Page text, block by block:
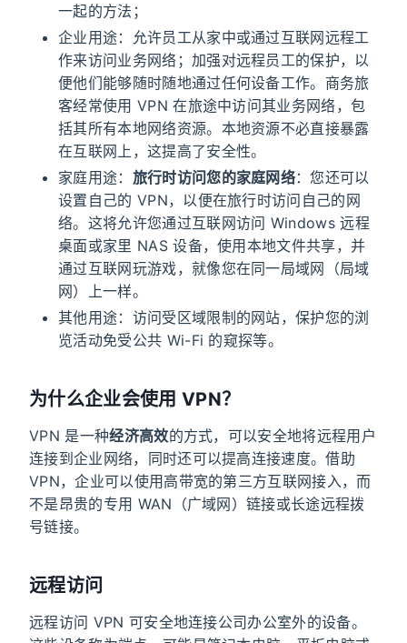
一起的方法；
企业用途：允许员工从家中或通过互联网远程工
作来访问业务网络；加强对远程员工的保护，以
便他们能够随时随地通过任何设备工作。商务旅
客经常使用 VPN 在旅途中访问其业务网络，包
括其所有本地网络资源。本地资源不必直接暴露
在互联网上，这提高了安全性。
家庭用途： 旅行时访问您的家庭网络：您还可以
设置自己的 VPN，以便在旅行时访问自己的网
络。这将允许您通过互联网访问 Windows 远程
桌面或家里 NAS 设备，使用本地文件共享，并
通过互联网玩游戏，就像您在同一局域网（局域
网）上一样。
其他用途：访问受区域限制的网站，保护您的浏
览活动免受公共 Wi-Fi 的窥探等。
为什么企业会使用 VPN？
VPN 是一种经济高效的方式，可以安全地将远程用户
连接到企业网络，同时还可以提高连接速度。借助
VPN，企业可以使用高带宽的第三方互联网接入，而
不是昂贵的专用 WAN（广域网）链接或长途远程拨
号链接。
远程访问
远程访问 VPN 可安全地连接公司办公室外的设备。